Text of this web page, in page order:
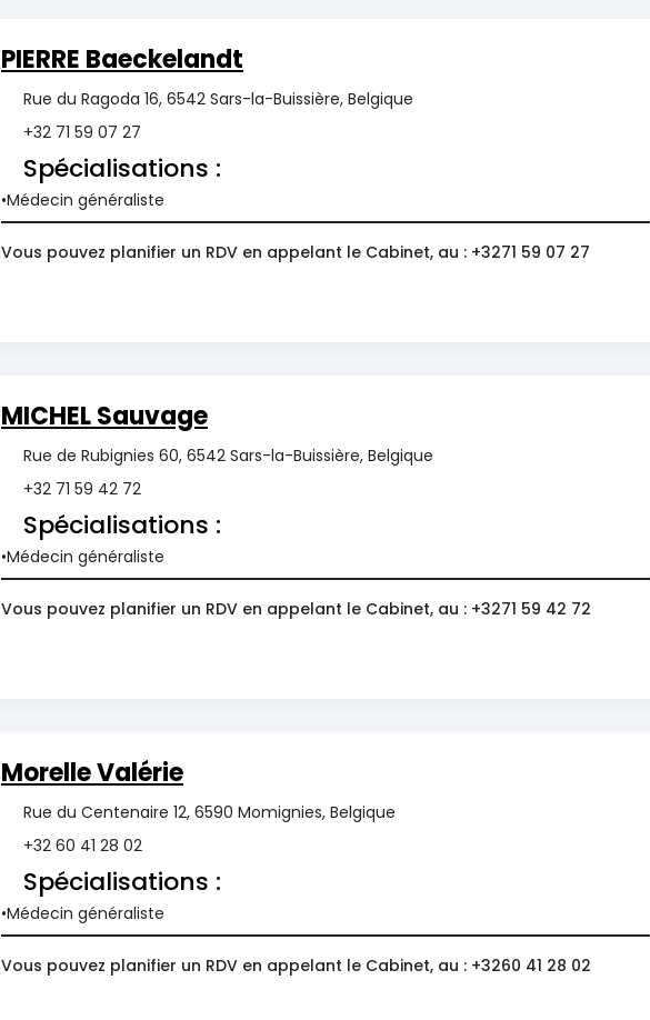
PIERRE Baeckelandt
Rue du Ragoda 16, 6542 Sars-la-Buissière, Belgique
+32 71 59 07 27
Spécialisations :
Médecin généraliste
Vous pouvez planifier un RDV en appelant le Cabinet, au : +3271 59 07 27
MICHEL Sauvage
Rue de Rubignies 60, 6542 Sars-la-Buissière, Belgique
+32 71 59 42 72
Spécialisations :
Médecin généraliste
Vous pouvez planifier un RDV en appelant le Cabinet, au : +3271 59 42 72
Morelle Valérie
Rue du Centenaire 12, 6590 Momignies, Belgique
+32 60 41 28 02
Spécialisations :
Médecin généraliste
Vous pouvez planifier un RDV en appelant le Cabinet, au : +3260 41 28 02